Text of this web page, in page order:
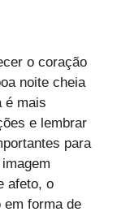
o coração
noite cheia
é mais
e lembrar
para
afeto, o
em forma de